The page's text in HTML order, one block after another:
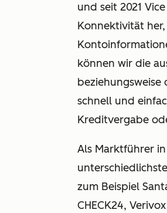
und seit 2021
Konnektivität
können wir die
beziehungsweise
schnell und
Kreditvergabe
Als Marktführer in
zum Beispiel
CHECK24,